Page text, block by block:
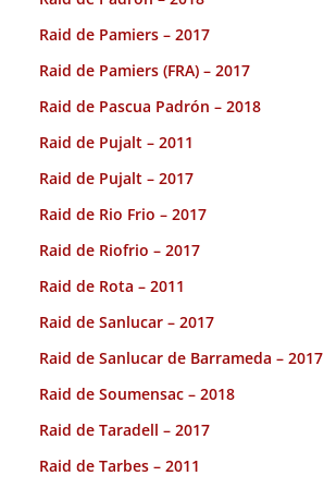
Raid de Pamiers – 2017
Raid de Pamiers (FRA) – 2017
Raid de Pascua Padrón – 2018
Raid de Pujalt – 2011
Raid de Pujalt – 2017
Raid de Rio Frio – 2017
Raid de Riofrio – 2017
Raid de Rota – 2011
Raid de Sanlucar – 2017
Raid de Sanlucar de Barrameda – 2017
Raid de Soumensac – 2018
Raid de Taradell – 2017
Raid de Tarbes – 2011